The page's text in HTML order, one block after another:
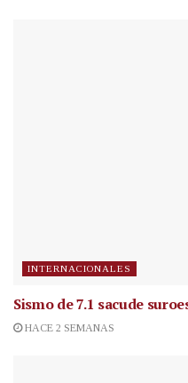
INTERNACIONALES
Sismo de 7.1 sacude
HACE 2 SEMANAS